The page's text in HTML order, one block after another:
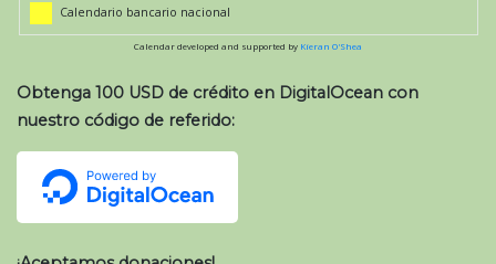
Calendario bancario nacional
Calendar developed and supported by Kieran O'Shea
Obtenga 100 USD de crédito en DigitalOcean con
nuestro código de referido: